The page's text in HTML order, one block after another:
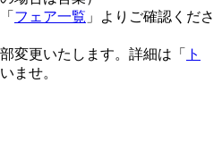
フェア一覧 」よりご確認くださ
変更いたします。詳細は「
ト
ませ。